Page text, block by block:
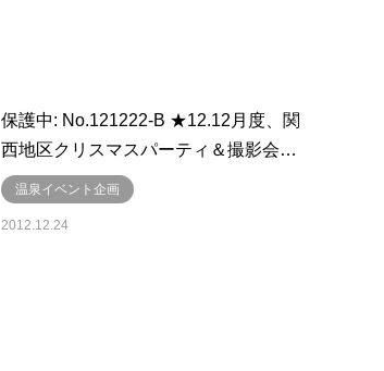
保護中: No.121222-B ★12.12月度、関
西地区クリスマスパーティ＆撮影会…
温泉イベント企画
2012.12.24